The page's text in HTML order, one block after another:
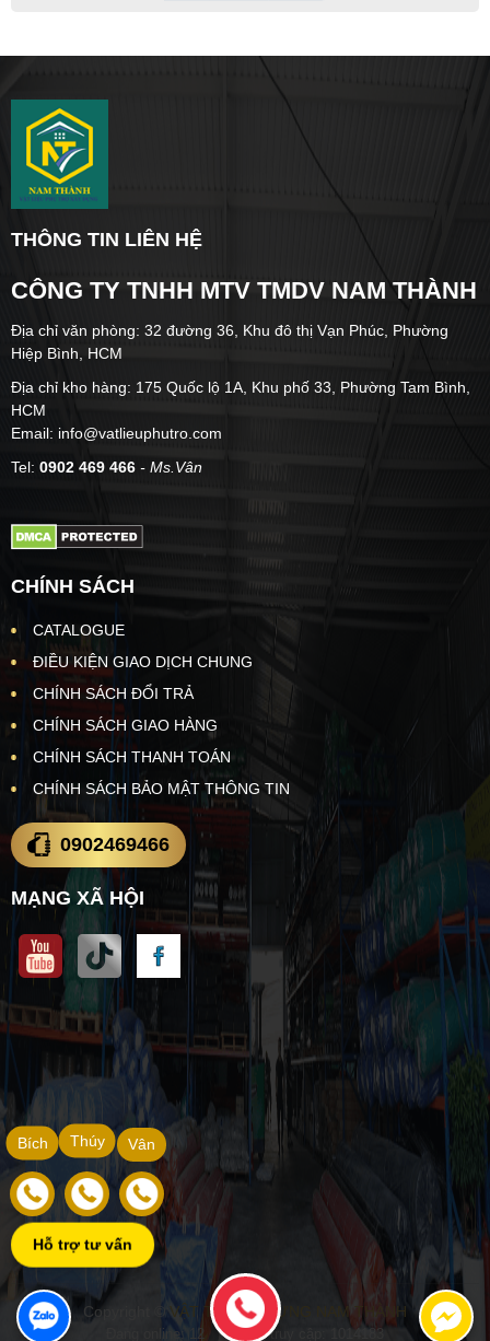
THÔNG TIN LIÊN HỆ
CÔNG TY TNHH MTV TMDV NAM THÀNH
Địa chỉ văn phòng: 32 đường 36, Khu đô thị Vạn Phúc, Phường
Hiệp Bình, HCM
Địa chỉ kho hàng: 175 Quốc lộ 1A, Khu phố 33, Phường Tam Bình,
HCM
Email: info@vatlieuphutro.com
Tel: 0902 469 466 - Ms.Vân
CHÍNH SÁCH
CATALOGUE
ĐIỀU KIỆN GIAO DỊCH CHUNG
CHÍNH SÁCH ĐỔI TRẢ
CHÍNH SÁCH GIAO HÀNG
CHÍNH SÁCH THANH TOÁN
CHÍNH SÁCH BẢO MẬT THÔNG TIN
0902469466
MẠNG XÃ HỘI
Copyright ©VẬT TƯ XÂY DỰNG NAM THÀNH
Đang online: 12 | Tổng truy cập: 1014183
Vân
Thúy
Bích
Hỗ trợ tư vấn